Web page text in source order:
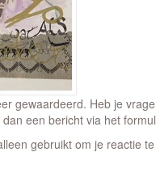
gewaardeerd. Heb je
een bericht via het
gebruikt om je reactie